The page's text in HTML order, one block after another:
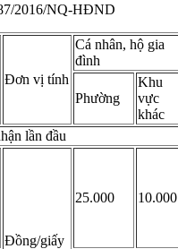
2016/NQ-HĐND
Đơn vị tính
Cá nhân, hộ gia
đình
Phường
Khu
vực
khác
lần đầu
Đồng/giấy
25.000 10.000